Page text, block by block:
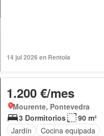
14 jul 2026 en Rentola
1.200 €/mes
Mourente, Pontevedra
3 Dormitorios
90 m²
Jardín
Cocina equipada